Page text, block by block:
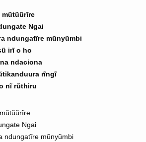
mũtũũrĩre
Ngai
ndungatĩre mũnyũmbi
irĩ o ho
ndaciona
rĩngĩ
nĩ rũthiru
Ngai
ndungatĩre mũnyũmbi